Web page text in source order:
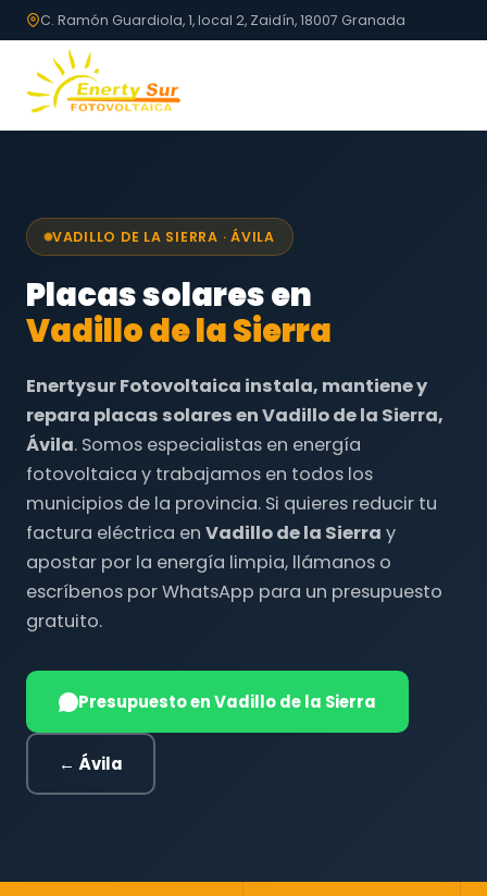
C. Ramón Guardiola, 1, local 2, Zaidín, 18007 Granada
VADILLO DE LA SIERRA · ÁVILA
Placas solares en
Vadillo de la Sierra
Enertysur Fotovoltaica instala, mantiene y
repara placas solares en Vadillo de la Sierra,
Ávila. Somos especialistas en energía
fotovoltaica y trabajamos en todos los
municipios de la provincia. Si quieres reducir tu
factura eléctrica en Vadillo de la Sierra y
apostar por la energía limpia, llámanos o
escríbenos por WhatsApp para un presupuesto
gratuito.
Presupuesto en Vadillo de la Sierra
← Ávila